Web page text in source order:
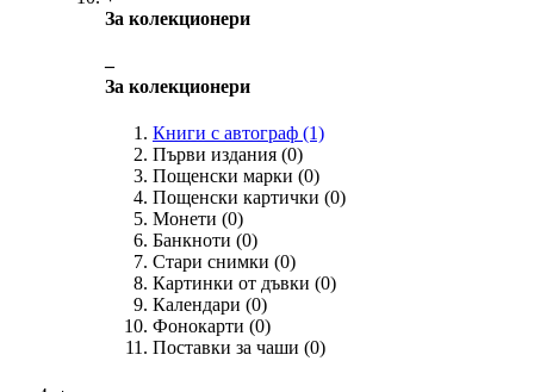
За колекционери
‒
За колекционери
Книги с автограф (1)
Първи издания (0)
Пощенски марки (0)
Пощенски картички (0)
Монети (0)
Банкноти (0)
Стари снимки (0)
Картинки от дъвки (0)
Календари (0)
Фонокарти (0)
Поставки за чаши (0)